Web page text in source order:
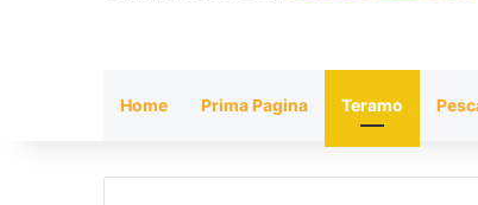
Home Prima Pagina Teramo